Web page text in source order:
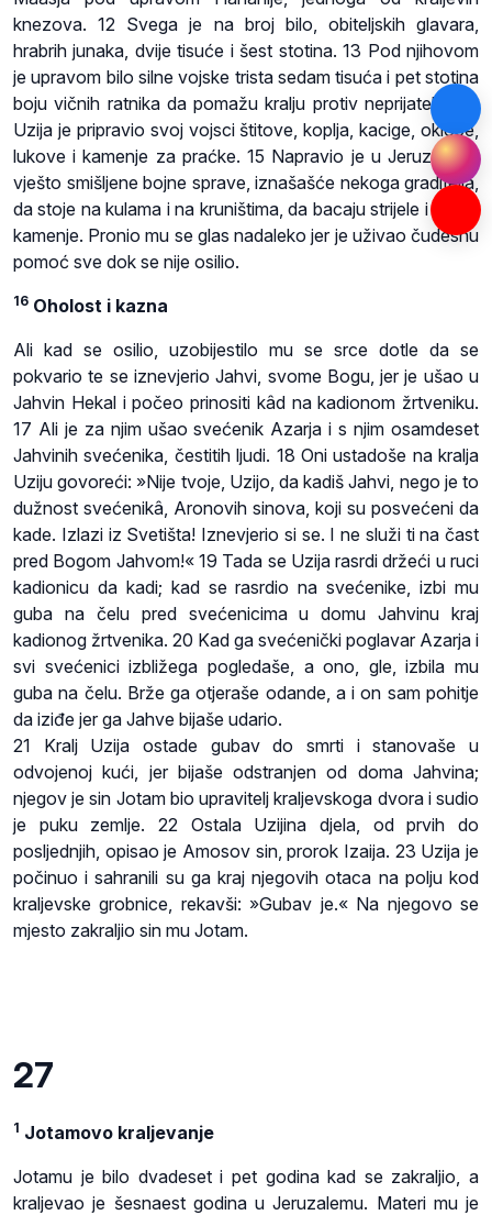
knezova. 12 Svega je na broj bilo, obiteljskih glavara,
hrabrih junaka, dvije tisuće i šest stotina. 13 Pod njihovom
je upravom bilo silne vojske trista sedam tisuća i pet stotina
boju vičnih ratnika da pomažu kralju protiv neprijatelja. 14
Uzija je pripravio svoj vojsci štitove, koplja, kacige, oklope,
lukove i kamenje za praćke. 15 Napravio je u Jeruzalemu
vješto smišljene bojne sprave, iznašašće nekoga graditelja,
da stoje na kulama i na kruništima, da bacaju strijele i veliko
kamenje. Pronio mu se glas nadaleko jer je uživao čudesnu
pomoć sve dok se nije osilio.
16 Oholost i kazna
Ali kad se osilio, uzobijestilo mu se srce dotle da se
pokvario te se iznevjerio Jahvi, svome Bogu, jer je ušao u
Jahvin Hekal i počeo prinositi kâd na kadionom žrtveniku.
17 Ali je za njim ušao svećenik Azarja i s njim osamdeset
Jahvinih svećenika, čestitih ljudi. 18 Oni ustadoše na kralja
Uziju govoreći: »Nije tvoje, Uzijo, da kadiš Jahvi, nego je to
dužnost svećenikâ, Aronovih sinova, koji su posvećeni da
kade. Izlazi iz Svetišta! Iznevjerio si se. I ne služi ti na čast
pred Bogom Jahvom!« 19 Tada se Uzija rasrdi držeći u ruci
kadionicu da kadi; kad se rasrdio na svećenike, izbi mu
guba na čelu pred svećenicima u domu Jahvinu kraj
kadionog žrtvenika. 20 Kad ga svećenički poglavar Azarja i
svi svećenici izbližega pogledaše, a ono, gle, izbila mu
guba na čelu. Brže ga otjeraše odande, a i on sam pohitje
da iziđe jer ga Jahve bijaše udario.
21 Kralj Uzija ostade gubav do smrti i stanovaše u
odvojenoj kući, jer bijaše odstranjen od doma Jahvina;
njegov je sin Jotam bio upravitelj kraljevskoga dvora i sudio
je puku zemlje. 22 Ostala Uzijina djela, od prvih do
posljednjih, opisao je Amosov sin, prorok Izaija. 23 Uzija je
počinuo i sahranili su ga kraj njegovih otaca na polju kod
kraljevske grobnice, rekavši: »Gubav je.« Na njegovo se
mjesto zakraljio sin mu Jotam.
27
1 Jotamovo kraljevanje
Jotamu je bilo dvadeset i pet godina kad se zakraljio, a
kraljevao je šesnaest godina u Jeruzalemu. Materi mu je